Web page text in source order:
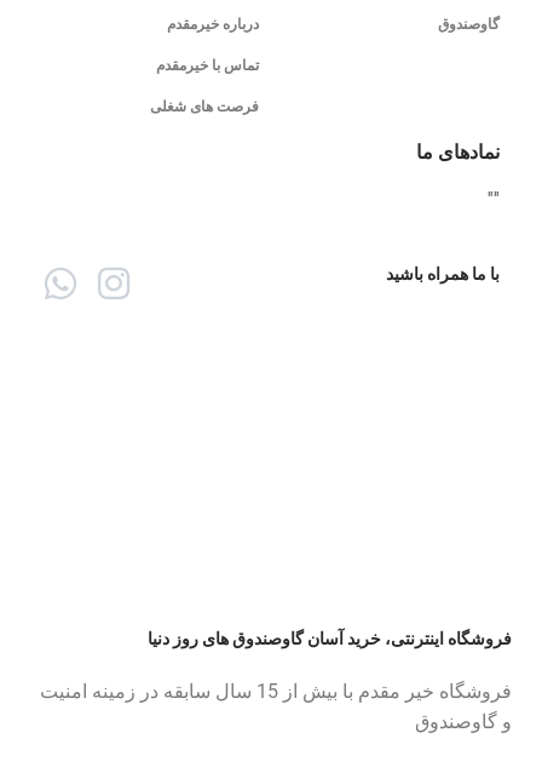
گاوصندوق درباره خیرمقدم
تماس با خیرمقدم
فرصت های شغلی
نمادهای ما
"
"
با ما همراه باشید
فروشگاه اینترنتی، خرید آسان گاوصندوق های روز دنیا
فروشگاه خیر مقدم با بیش از 15 سال سابقه در زمینه امنیت
و گاوصندوق